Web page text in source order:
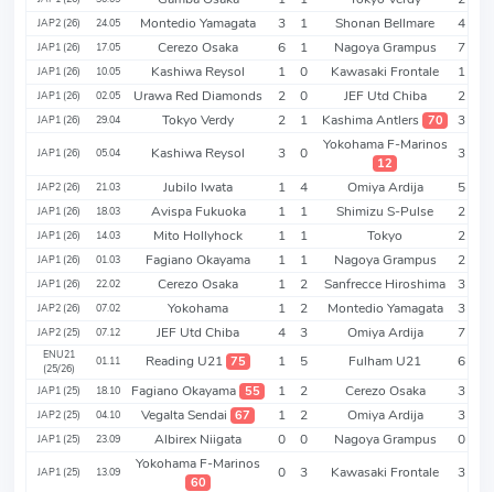
JAP2 (26) 24.05 Montedio Yamagata 3 1 Shonan Bellmare 4
JAP1 (26) 17.05 Cerezo Osaka 6 1 Nagoya Grampus 7
JAP1 (26) 10.05 Kashiwa Reysol 1 0 Kawasaki Frontale 1
JAP1 (26) 02.05 Urawa Red Diamonds 2 0 JEF Utd Chiba 2
JAP1 (26) 29.04 Tokyo Verdy 2 1 Kashima Antlers 70 3
JAP1 (26) 05.04 Kashiwa Reysol 3 0 Yokohama F-Marinos
12
3
JAP2 (26) 21.03 Jubilo Iwata 1 4 Omiya Ardija 5
JAP1 (26) 18.03 Avispa Fukuoka 1 1 Shimizu S-Pulse 2
JAP1 (26) 14.03 Mito Hollyhock 1 1 Tokyo 2
JAP1 (26) 01.03 Fagiano Okayama 1 1 Nagoya Grampus 2
JAP1 (26) 22.02 Cerezo Osaka 1 2 Sanfrecce Hiroshima 3
JAP2 (26) 07.02 Yokohama 1 2 Montedio Yamagata 3
JAP2 (25) 07.12 JEF Utd Chiba 4 3 Omiya Ardija 7
ENU21
(25/26)
01.11 Reading U21 75 1 5 Fulham U21 6
JAP1 (25) 18.10 Fagiano Okayama 55 1 2 Cerezo Osaka 3
JAP2 (25) 04.10 Vegalta Sendai 67 1 2 Omiya Ardija 3
JAP1 (25) 23.09 Albirex Niigata 0 0 Nagoya Grampus 0
JAP1 (25) 13.09 Yokohama F-Marinos
60
0 3 Kawasaki Frontale 3